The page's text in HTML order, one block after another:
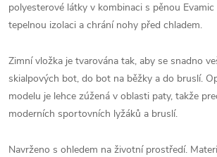
polyesterové látky v kombinaci s pěnou
tepelnou izolaci a chrání nohy před chladem.
Zimní vložka je tvarována tak, aby se snadno
skialpových bot, do bot na běžky a do bruslí.
modelu je lehce zúžená v oblasti paty, takže
moderních sportovních lyžáků a bruslí.
Navrženo s ohledem na životní prostředí.